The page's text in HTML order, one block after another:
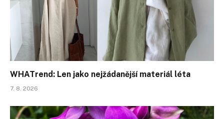
WHATrend: Len jako nejžádanější materiál léta
7. 8. 2026